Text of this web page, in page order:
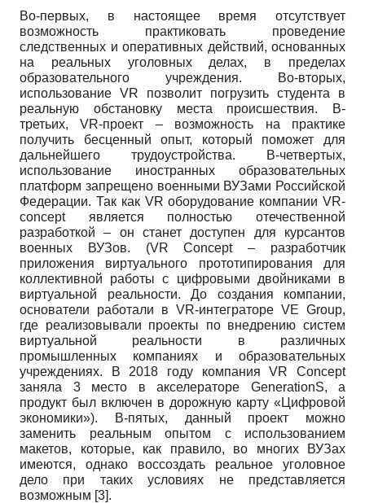
Во-первых, в настоящее время отсутствует
возможность практиковать проведение
следственных и оперативных действий, основанных
на реальных уголовных делах, в пределах
образовательного учреждения. Во-вторых,
использование VR позволит погрузить студента в
реальную обстановку места происшествия. В-
третьих,VR-проект – возможность на практике
получить бесценный опыт, который поможет для
дальнейшего трудоустройства. В-четвертых,
использование иностранных образовательных
платформ запрещено военными ВУЗами Российской
Федерации. Так как VR оборудование компании VR-
conceptявляется полностью отечественной
разработкой – он станет доступен для курсантов
военных ВУЗов. (VR Concept – разработчик
приложения виртуального прототипирования для
коллективной работы с цифровыми двойниками в
виртуальной реальности. До создания компании,
основатели работали в VR-интеграторе VE Group,
где реализовывали проекты по внедрению систем
виртуальной реальности в различных
промышленных компаниях и образовательных
учреждениях. В 2018 году компания VR Concept
заняла 3 место в акселераторе GenerationS, а
продукт был включен в дорожную карту «Цифровой
экономики»). В-пятых, данный проект можно
заменить реальным опытом с использованием
макетов, которые, как правило, во многих ВУЗах
имеются, однако воссоздать реальное уголовное
дело при таких условиях не представляется
возможным [3].